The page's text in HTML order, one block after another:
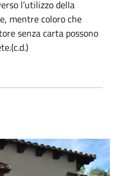
l’utilizzo della
mentre coloro che
senza carta possono